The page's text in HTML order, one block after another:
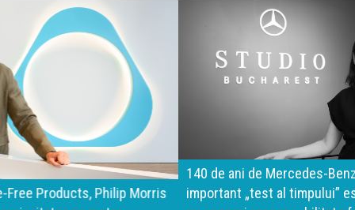
140 de ani de Mercedes-Benz. Ramona Pîrlog: Cel mai
important „test al timpului” este să inovăm constant, dar